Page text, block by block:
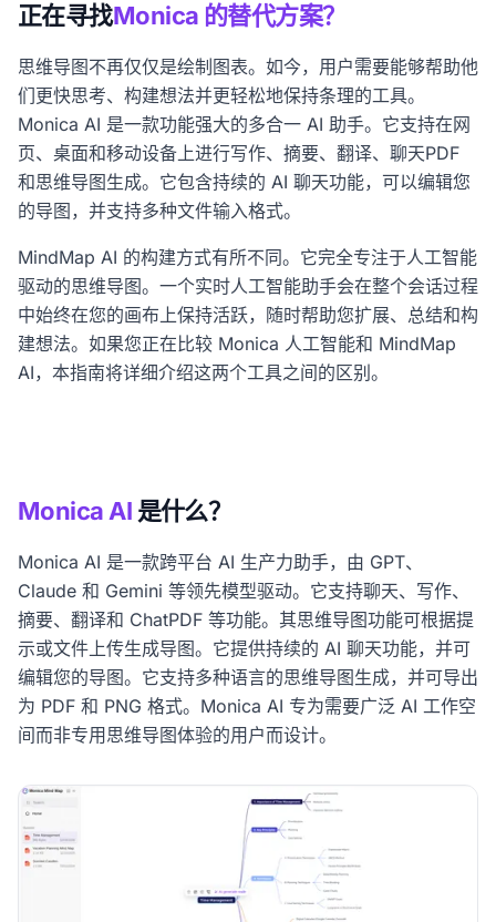
正在寻找Monica 的替代方案？
思维导图不再仅仅是绘制图表。如今，用户需要能够帮助他
们更快思考、构建想法并更轻松地保持条理的工具。
Monica AI 是一款功能强大的多合一 AI 助手。它支持在网
页、桌面和移动设备上进行写作、摘要、翻译、聊天PDF
和思维导图生成。它包含持续的 AI 聊天功能，可以编辑您
的导图，并支持多种文件输入格式。
MindMap AI 的构建方式有所不同。它完全专注于人工智能
驱动的思维导图。一个实时人工智能助手会在整个会话过程
中始终在您的画布上保持活跃，随时帮助您扩展、总结和构
建想法。如果您正在比较 Monica 人工智能和 MindMap
AI，本指南将详细介绍这两个工具之间的区别。
Monica AI 是什么？
Monica AI 是一款跨平台 AI 生产力助手，由 GPT、
Claude 和 Gemini 等领先模型驱动。它支持聊天、写作、
摘要、翻译和 ChatPDF 等功能。其思维导图功能可根据提
示或文件上传生成导图。它提供持续的 AI 聊天功能，并可
编辑您的导图。它支持多种语言的思维导图生成，并可导出
为 PDF 和 PNG 格式。Monica AI 专为需要广泛 AI 工作空
间而非专用思维导图体验的用户而设计。